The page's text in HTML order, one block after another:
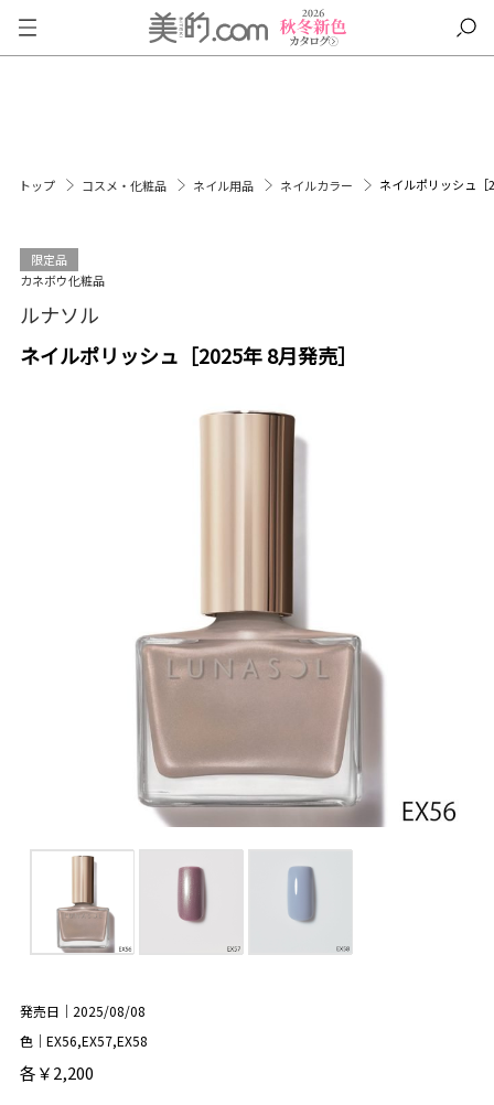
トップ コスメ・化粧品 ネイル用品 ネイルカラー ネイルポリッシュ［
限定品
カネボウ化粧品
ルナソル
ネイルポリッシュ［2025年 8月発売］
発売日｜2025/08/08
色｜EX56,EX57,EX58
各￥2,200